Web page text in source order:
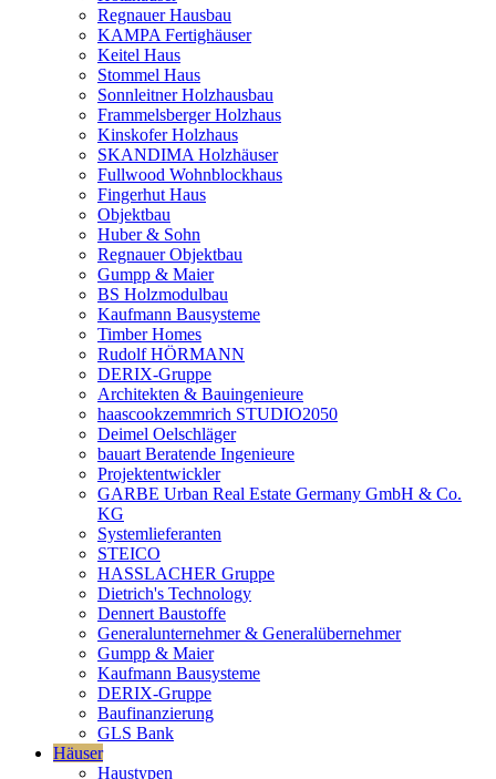
Regnauer Hausbau
KAMPA Fertighäuser
Keitel Haus
Stommel Haus
Sonnleitner Holzhausbau
Frammelsberger Holzhaus
Kinskofer Holzhaus
SKANDIMA Holzhäuser
Fullwood Wohnblockhaus
Fingerhut Haus
Objektbau
Huber & Sohn
Regnauer Objektbau
Gumpp & Maier
BS Holzmodulbau
Kaufmann Bausysteme
Timber Homes
Rudolf HÖRMANN
DERIX-Gruppe
Architekten & Bauingenieure
haascookzemmrich STUDIO2050
Deimel Oelschläger
bauart Beratende Ingenieure
Projektentwickler
GARBE Urban Real Estate Germany GmbH & Co.
KG
Systemlieferanten
STEICO
HASSLACHER Gruppe
Dietrich's Technology
Dennert Baustoffe
Generalunternehmer & Generalübernehmer
Gumpp & Maier
Kaufmann Bausysteme
DERIX-Gruppe
Baufinanzierung
GLS Bank
Häuser
Haustypen